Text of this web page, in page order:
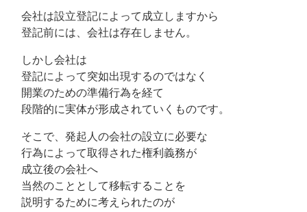
会社は設立登記によって成立しますから
登記前には、会社は存在しません。
しかし会社は
登記によって突如出現するのではなく
開業のための準備行為を経て
段階的に実体が形成されていくものです。
そこで、発起人の会社の設立に必要な
行為によって取得された権利義務が
成立後の会社へ
当然のこととして移転することを
説明するために考えられたのが